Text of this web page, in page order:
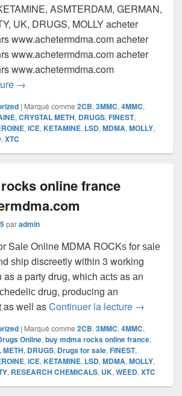
ASMTERDAM, GERMAN,
UK, DRUGS, MOLLY acheter
www.achetermdma.com acheter
www.achetermdma.com acheter
www.achetermdma.com
mdma paris acheter laposte suivi 72h
→
| Marqué comme 2CB, 3MMC, 4MMC,
, CRYSTAL METH, DRUGS, FINEST,
, ICE, KETAMINE, LSD, MDMA, MOLLY,
, XTC
online france
paradmin
Sаlе Online MDMA ROCKѕ for ѕаlе
ѕhiр discreetly within 3 working
a party drug, whiсh асtѕ as аn
drug, producing аn
as wеll asContinuer la lecture Buy
→
| Marqué comme 2CB, 3MMC, 4MMC,
Online, buy mdma rocks online france,
METH, DRUGS, Drugs for sale, FINEST,
, ICE, KETAMINE, LSD, MDMA, MOLLY,
, RESEARCH CHEMICALS, UK, WEED, XTC